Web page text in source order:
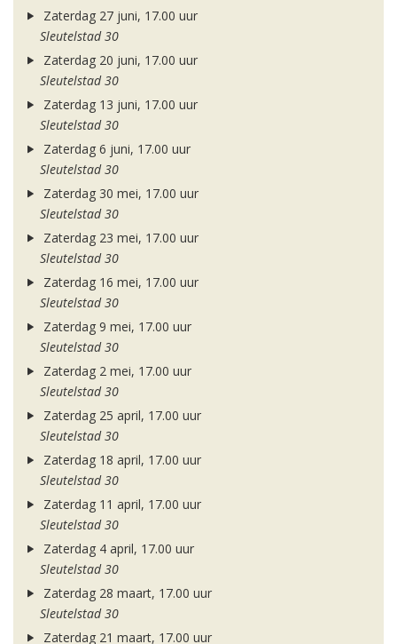
Zaterdag 27 juni, 17.00 uur
Sleutelstad 30
Zaterdag 20 juni, 17.00 uur
Sleutelstad 30
Zaterdag 13 juni, 17.00 uur
Sleutelstad 30
Zaterdag 6 juni, 17.00 uur
Sleutelstad 30
Zaterdag 30 mei, 17.00 uur
Sleutelstad 30
Zaterdag 23 mei, 17.00 uur
Sleutelstad 30
Zaterdag 16 mei, 17.00 uur
Sleutelstad 30
Zaterdag 9 mei, 17.00 uur
Sleutelstad 30
Zaterdag 2 mei, 17.00 uur
Sleutelstad 30
Zaterdag 25 april, 17.00 uur
Sleutelstad 30
Zaterdag 18 april, 17.00 uur
Sleutelstad 30
Zaterdag 11 april, 17.00 uur
Sleutelstad 30
Zaterdag 4 april, 17.00 uur
Sleutelstad 30
Zaterdag 28 maart, 17.00 uur
Sleutelstad 30
Zaterdag 21 maart, 17.00 uur